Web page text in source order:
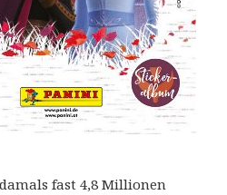
fast 4,8 Millionen